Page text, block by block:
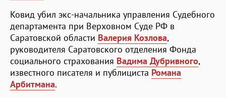
Ковид убил экс-начальника управления Судебного
департамента при Верховном Суде РФ в
Саратовской области Валерия Козлова,
руководителя Саратовского отделения Фонда
социального страхования Вадима Дубривного,
известного писателя и публициста Романа
Арбитмана.